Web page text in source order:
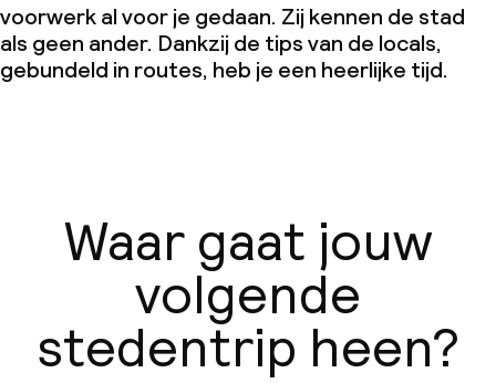
voorwerk al voor je gedaan. Zij kennen de stad
als geen ander. Dankzij de tips van de locals,
gebundeld in routes, heb je een heerlijke tijd.
Waar gaat jouw
volgende
stedentrip heen?